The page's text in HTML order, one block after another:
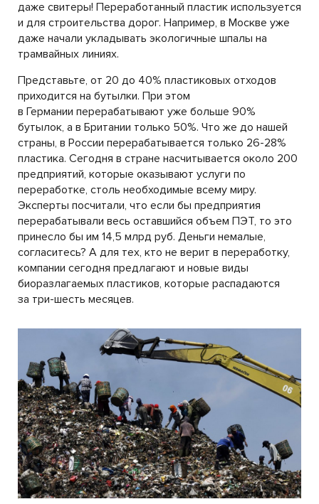
даже свитеры! Переработанный пластик используется
и для строительства дорог. Например, в Москве уже
даже начали укладывать экологичные шпалы на
трамвайных линиях.
Представьте, от 20 до 40% пластиковых отходов
приходится на бутылки. При этом
в Германии перерабатывают уже больше 90%
бутылок, а в Британии только 50%. Что же до нашей
страны, в России перерабатывается только 26-28%
пластика. Сегодня в стране насчитывается около 200
предприятий, которые оказывают услуги по
переработке, столь необходимые всему миру.
Эксперты посчитали, что если бы предприятия
перерабатывали весь оставшийся объем ПЭТ, то это
принесло бы им 14,5 млрд руб. Деньги немалые,
согласитесь? А для тех, кто не верит в переработку,
компании сегодня предлагают и новые виды
биоразлагаемых пластиков, которые распадаются
за три-шесть месяцев.